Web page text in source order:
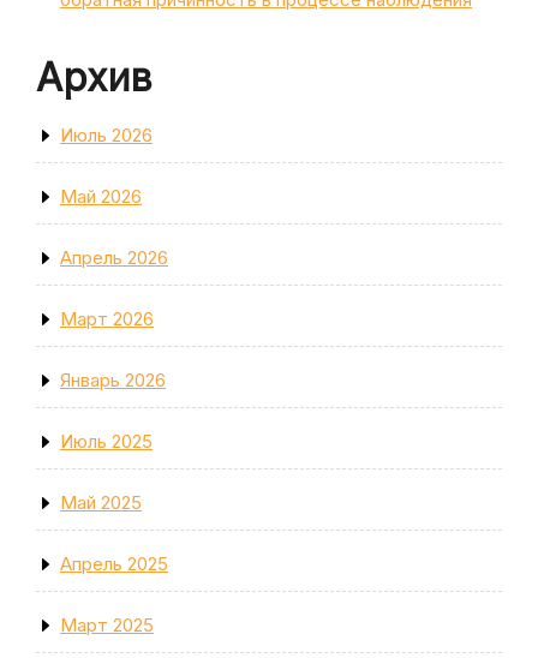
Архив
Июль 2026
Май 2026
Апрель 2026
Март 2026
Январь 2026
Июль 2025
Май 2025
Апрель 2025
Март 2025